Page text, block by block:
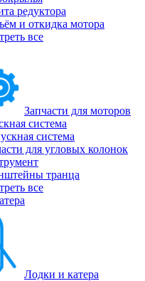
редуктора
и откидка мотора
все
Запчасти для моторов
система
система
для угловых колонок
транца
все
Лодки и катера